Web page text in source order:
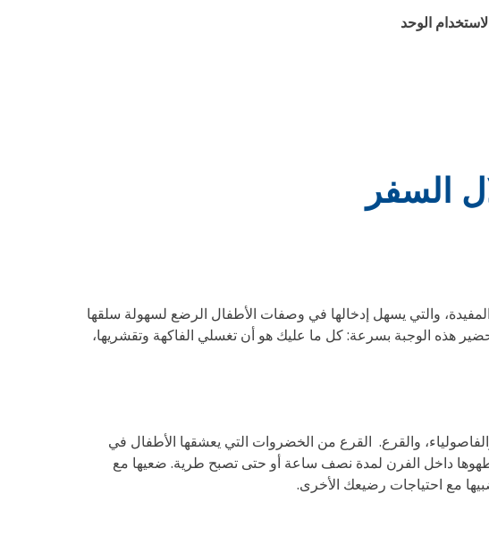
الوحد
السفر
والتي يسهل إدخالها في وصفات الأطفال الرضع لسهولة سلقها
هذه الوجبة بسرعة: كل ما عليك هو أن تغسلي الفاكهة وتقشريها،
والقرع. القرع من الخضروات التي يعشقها الأطفال في
داخل الفرن لمدة نصف ساعة أو حتى تصبح طرية. ضعيها مع
مع احتياجات رضيعك الأخرى.